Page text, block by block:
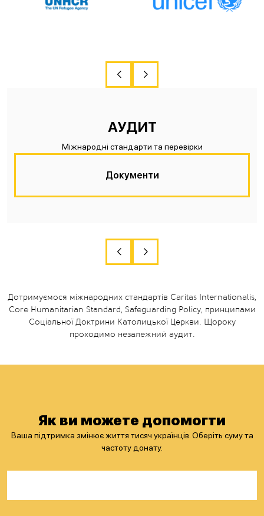
АУДИТ
Міжнародні стандарти та перевірки
Документи
Дотримуємося міжнародних стандартів Caritas Internationalis,
Core Humanitarian Standard, Safeguarding Policy, принципами
Соціальної Доктрини Католицької Церкви. Щороку
проходимо незалежний аудит.
Як ви можете допомогти
Ваша підтримка змінює життя тисяч українців. Оберіть суму та
частоту донату.